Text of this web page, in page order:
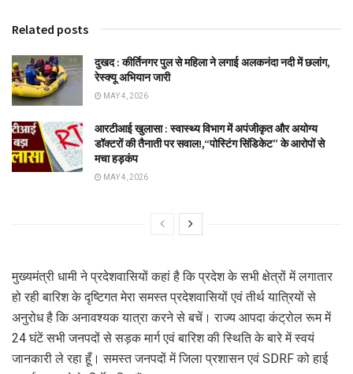
Related posts
दुखद : कीर्तिनगर पुल से महिला ने लगाई अलकनंदा नदी में छलांग,
रेस्क्यू अभियान जारी
MAY 4, 2026
आरटीआई खुलासा : स्वास्थ्य विभाग में अपंजीकृत और अयोग्य
डॉक्टरों की तैनाती पर सवाल!,“पोस्टिंग सिंडिकेट” के आरोपों से
मचा हड़कंप
MAY 4, 2026
मुख्यमंत्री धामी ने प्रदेशवासियों कहां है कि प्रदेश के सभी क्षेत्रों में लगातार
हो रही बारिश के दृष्टिगत मेरा समस्त प्रदेशवासियों एवं तीर्थ यात्रियों से
अनुरोध है कि अनावश्यक यात्रा करने से बचें। राज्य आपदा कंट्रोल रूम में
24 घंटें सभी जनपदों से सड़क मार्ग एवं बारिश की स्थिति के बारे में स्वयं
जानकारी ले रहा हूँ। समस्त जनपदों में जिला प्रशासन एवं SDRF को हाई